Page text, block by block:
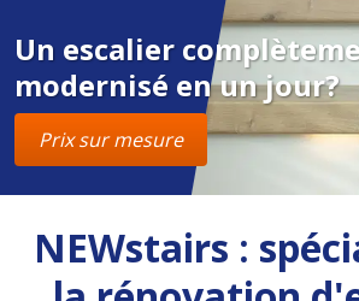
Un escalier
modernisé en un jour?
Prix sur mesure
NEWstairs :